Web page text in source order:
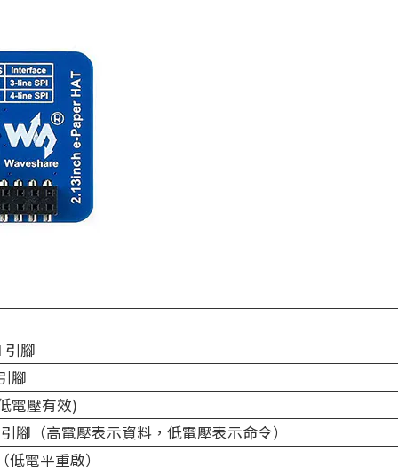
引腳
腳
電壓有效)
腳（高電壓表示資料，低電壓表示命令）
電平重啟）